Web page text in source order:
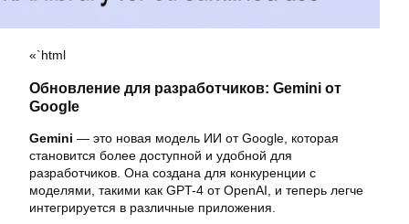
«`html
Обновление для разработчиков: Gemini от
Google
Gemini — это новая модель ИИ от Google, которая
становится более доступной и удобной для
разработчиков. Она создана для конкуренции с
моделями, такими как GPT-4 от OpenAI, и теперь легче
интегрируется в различные приложения.